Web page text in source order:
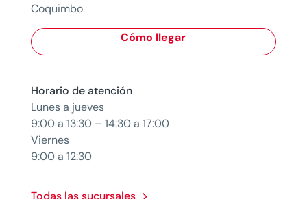
Coquimbo
Cómo llegar
Horario de atención
Lunes a jueves
9:00 a 13:30 – 14:30 a 17:00
Viernes
9:00 a 12:30
Todas las sucursales